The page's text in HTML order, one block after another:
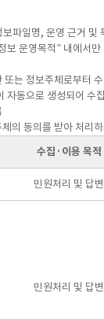
파일명, 운영 근거
운영목적” 내에서
는 정보주체로부터
동으로 생성되어 수
의 동의를 받아 처리
수집·이용 목적
민원처리 및 답변
민원처리 및 답변